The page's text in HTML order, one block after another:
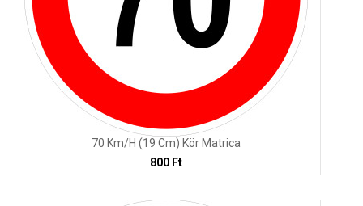
70 Km/h (19 Cm) Kör Matrica
800 Ft